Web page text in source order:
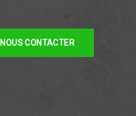
NOUS CONTACTER